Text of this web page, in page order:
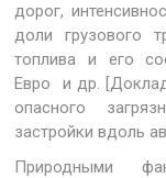
дорог,
доли грузового
топлива и его
Евро и др.
опасного
застройки вдоль
Природными